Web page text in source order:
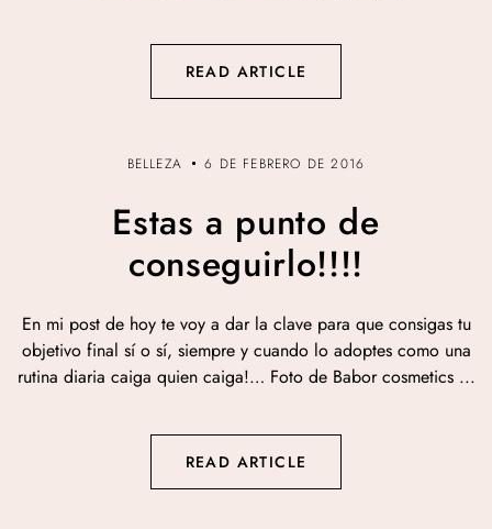
READ ARTICLE
BELLEZA 6 DE FEBRERO DE 2016
Estas a punto de
conseguirlo!!!!
En mi post de hoy te voy a dar la clave para que consigas tu
objetivo final sí o sí, siempre y cuando lo adoptes como una
rutina diaria caiga quien caiga!… Foto de Babor cosmetics ...
READ ARTICLE